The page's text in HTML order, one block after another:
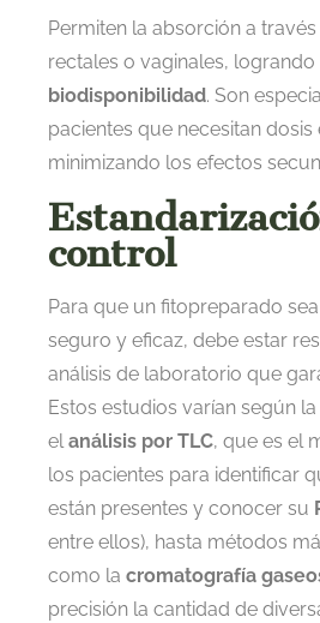
Permiten la absorción a
rectales o vaginales, logrando
biodisponibilidad. Son
pacientes que necesitan dosis
minimizando los efectos
control
Para que un fitopreparado
seguro y eficaz, debe estar
análisis de laboratorio que
Estos estudios varían según
elanálisis por TLC, que es el
los pacientes para identificar
están presentes y conocer su
entre ellos), hasta métodos
como la cromatografía
precisión la cantidad de